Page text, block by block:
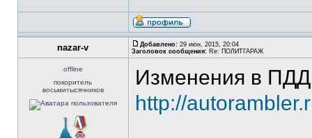
nazar-v Добавлено: 29 июн, 2015, 20:04
Заголовок сообщения: Re: ПОЛИТГАРАЖ
offline
покоритель
восьмитысячников
Изменения в ПДД
http://